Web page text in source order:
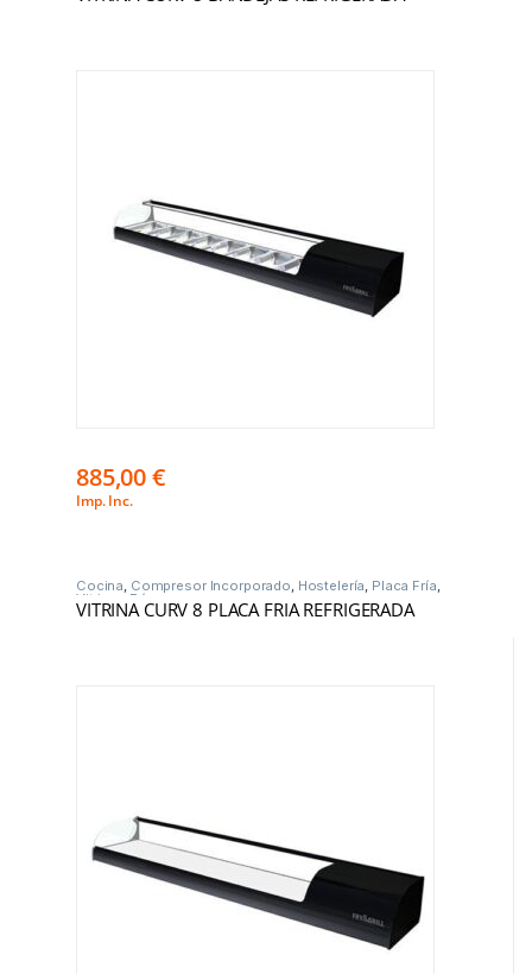
885,00€
Imp. Inc.
Cocina, Compresor Incorporado, Hostelería, Placa Fría,
Vitrinas Frío
VITRINA CURV 8 PLACA FRIA REFRIGERADA